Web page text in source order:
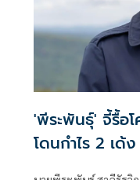
'พีระพันธุ์' จี้รื้อโ
โดนกำไร 2 เด้